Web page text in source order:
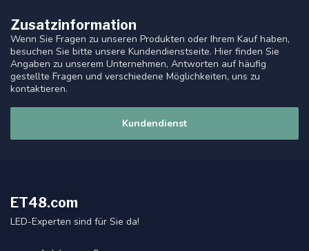
Zusatzinformation
Wenn Sie Fragen zu unseren Produkten oder Ihrem Kauf haben,
besuchen Sie bitte unsere Kundendienstseite. Hier finden Sie
Angaben zu unserem Unternehmen, Antworten auf häufig
gestellte Fragen und verschiedene Möglichkeiten, uns zu
kontaktieren.
Kundendienst
ET48.com
LED-Experten sind für Sie da!